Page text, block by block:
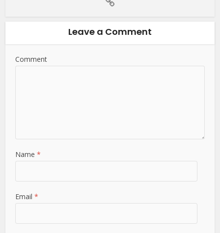
Leave a Comment
Comment
Name*
Email*